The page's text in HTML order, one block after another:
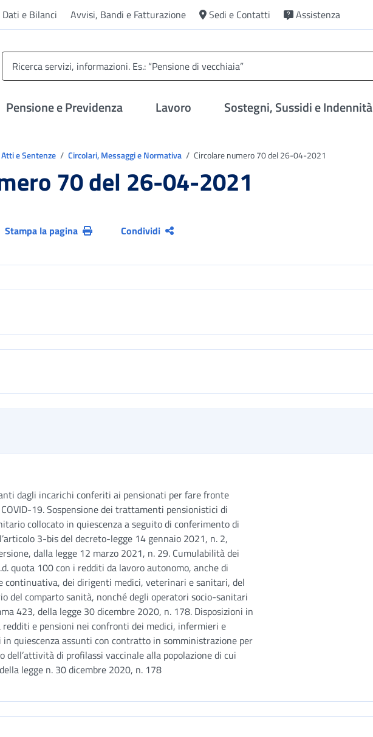
Dati e Bilanci Avvisi, Bandi e Fatturazione Sedi e Contatti Assistenza
Pensione e Previdenza Lavoro Sostegni, Sussidi e Indennità
e Sentenze Circolari, Messaggi e Normativa Circolare numero 70 del 26-04-2021
70 del 26-04-2021
Stampa la pagina Condividi
dagli incarichi conferiti ai pensionati per fare fronte
19. Sospensione dei trattamenti pensionistici di
collocato in quiescenza a seguito di conferimento di
3-bis del decreto-legge 14 gennaio 2021, n. 2,
dalla legge 12 marzo 2021, n. 29. Cumulabilità dei
quota 100 con i redditi da lavoro autonomo, anche di
continuativa, dei dirigenti medici, veterinari e sanitari, del
del comparto sanità, nonché degli operatori socio-sanitari
423, della legge 30 dicembre 2020, n. 178. Disposizioni in
e pensioni nei confronti dei medici, infermieri e
quiescenza assunti con contratto in somministrazione per
dell’attività di profilassi vaccinale alla popolazione di cui
legge n. 30 dicembre 2020, n. 178